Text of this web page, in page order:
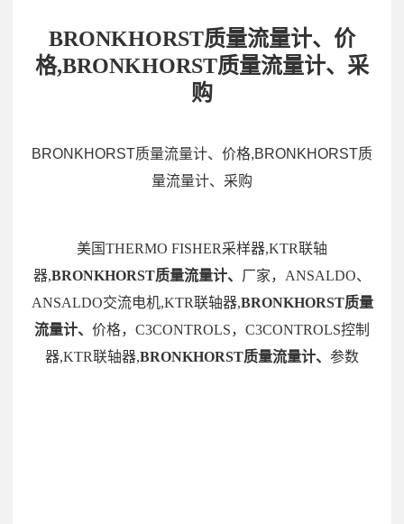
BRONKHORST质量流量计、价
格,BRONKHORST质量流量计、采
购
BRONKHORST质量流量计、价格,BRONKHORST质
量流量计、采购
美国THERMO FISHER采样器,KTR联轴
器,BRONKHORST质量流量计、 厂家，ANSALDO、
ANSALDO交流电机,KTR联轴器,BRONKHORST质量
流量计、 价格，C3CONTROLS，C3CONTROLS控制
器,KTR联轴器,BRONKHORST质量流量计、 参数